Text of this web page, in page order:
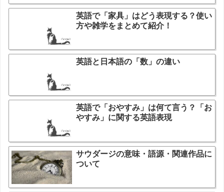
英語で「家具」はどう表現する？使い
方や雑学をまとめて紹介！
英語と日本語の「数」の違い
英語で「おやすみ」は何て言う？「お
やすみ」に関する英語表現
サウダージの意味・語源・関連作品に
ついて